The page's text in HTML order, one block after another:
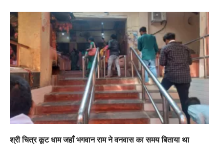
श्री चित्र कूट धाम जहाँ भगवान राम ने वनवास का समय बिताया था